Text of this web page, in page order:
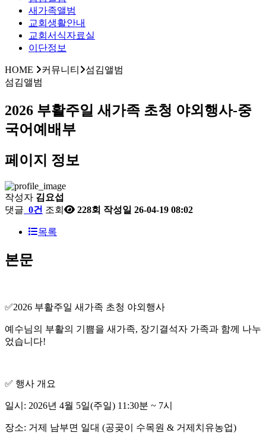
새가족앨범
교회생활안내
교회서식자료실
이단정보
HOME 커뮤니티
섬김앨범
섬김앨범
2026 부활주일 새가족 초청 야외행사-중
국어예배부
페이지 정보
작성자 김요섭
댓글 0건 조회 228회 작성일 26-04-19 08:02
목록
본문
✅2026 부활주일 새가족 초청 야외행사
예수님의 부활의 기쁨을 새가족, 장기결석자 가족과 함께 나누
었습니다!
✅ 행사 개요
일시: 2026년 4월 5일(주일) 11:30분 ~ 7시
장소: 거제 남부면 일대 (공곶이 수목원 & 거제치유농업)